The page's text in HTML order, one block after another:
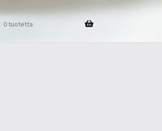
0 tuotetta